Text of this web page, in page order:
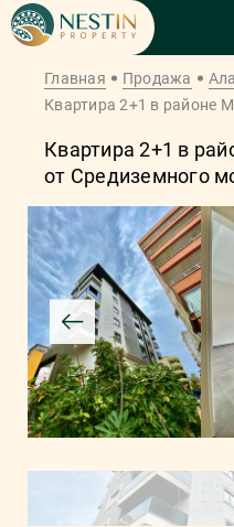
Главная Продажа
Квартира 2+1 в районе
Квартира 2+1 в
от Средиземного